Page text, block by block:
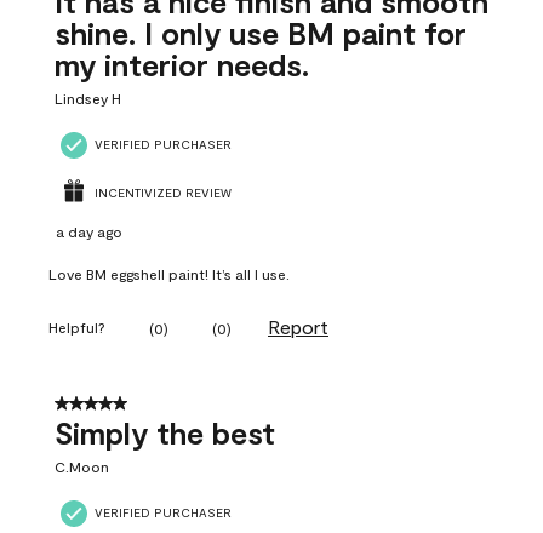
shine. I only use BM paint for
my interior needs.
Lindsey H
VERIFIED PURCHASER
INCENTIVIZED REVIEW
a day ago
Love BM eggshell paint! It’s all I use.
Helpful? (0) (0) Report
5 out of 5 stars.
Simply the best
C.Moon
VERIFIED PURCHASER